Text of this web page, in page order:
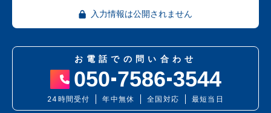
入力情報は公開されません
お電話での問い合わせ
050 7586 3544
24時間受付 年中無休 全国対応 最短当日